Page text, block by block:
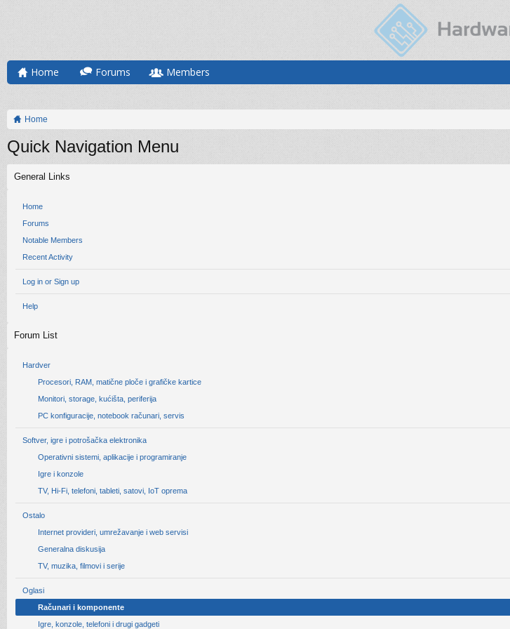
Home Forums Members
Home
Quick Navigation Menu
General Links
Home
Forums
Notable Members
Recent Activity
Log in or Sign up
Help
Forum List
Hardver
Procesori, RAM, matične ploče i grafičke kartice
Monitori, storage, kućišta, periferija
PC konfiguracije, notebook računari, servis
Softver, igre i potrošačka elektronika
Operativni sistemi, aplikacije i programiranje
Igre i konzole
TV, Hi-Fi, telefoni, tableti, satovi, IoT oprema
Ostalo
Internet provideri, umrežavanje i web servisi
Generalna diskusija
TV, muzika, filmovi i serije
Oglasi
Računari i komponente
Igre, konzole, telefoni i drugi gadgeti